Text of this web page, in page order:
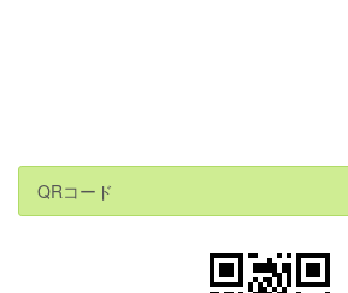
QRコード